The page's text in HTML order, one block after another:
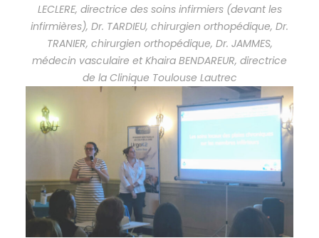
LECLERE, directrice des soins infirmiers (devant les
infirmières), Dr. TARDIEU, chirurgien orthopédique, Dr.
TRANIER, chirurgien orthopédique, Dr. JAMMES,
médecin vasculaire et Khaira BENDAREUR, directrice
de la Clinique Toulouse Lautrec